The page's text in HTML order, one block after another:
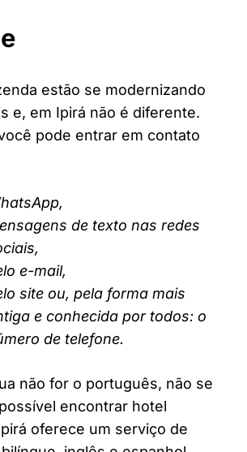
estão se modernizando
e, em Ipirá não é diferente.
pode entrar em contato
de texto nas redes
e-mail,
site ou, pela forma mais
e conhecida por todos: o
de telefone.
não for o português, não se
encontrar hotel
oferece um serviço de